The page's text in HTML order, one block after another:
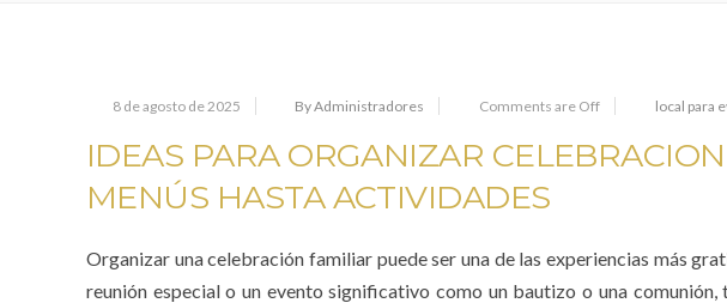
8 de agosto de 2025 By Administradores Comments are Off local para
IDEAS PARA ORGANIZAR
MENÚS HASTA ACTIVIDADES
Organizar una celebración familiar puede ser una de las experiencias más
reunión especial o un evento significativo como un bautizo o una